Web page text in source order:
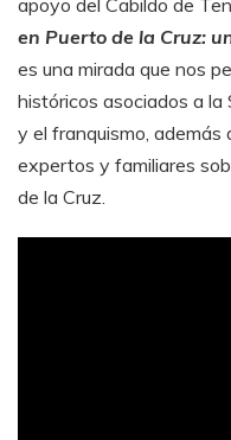
en Puerto de la Cruz:
es una mirada que nos
históricos asociados a la
y el franquismo,
expertos y familiares
de la Cruz.